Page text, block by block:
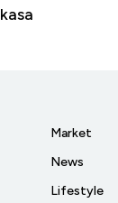
Market
News
Lifestyle